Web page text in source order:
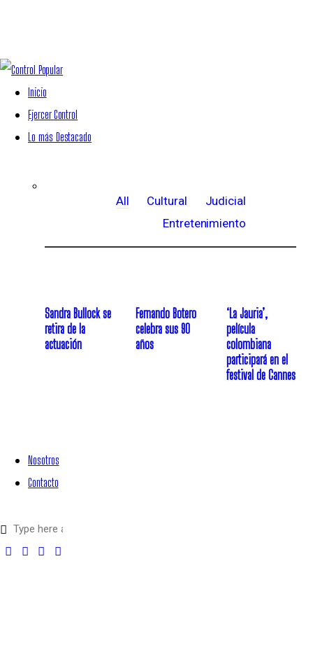
Inicio
Ejercer Control
Lo más Destacado
All Cultural
Judicial
Entretenimiento
Sandra Bullock se
retira de la
actuación
Fernando Botero
celebra sus 90
años
‘La Jauria’,
película
colombiana
participará en el
festival de Cannes
Nosotros
Contacto